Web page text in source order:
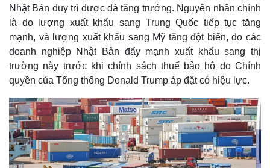
n
g
T
i
m
e
Nhật Bản duy trì được đà tăng trưởng. Nguyên nhân chính
là do lượng xuất khẩu sang Trung Quốc tiếp tục tăng
mạnh, và lượng xuất khẩu sang Mỹ tăng đột biến, do các
doanh nghiệp Nhật Bản đẩy mạnh xuất khẩu sang thị
trường này trước khi chính sách thuế bảo hộ do Chính
quyền của Tổng thống Donald Trump áp đặt có hiệu lực.